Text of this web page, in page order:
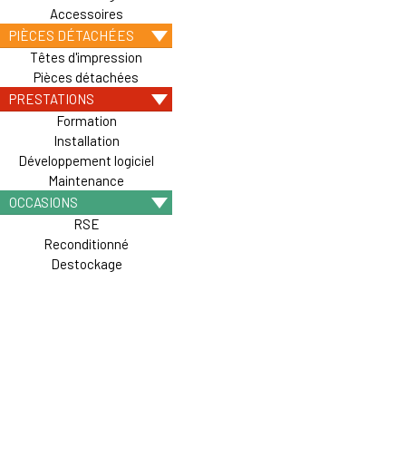
Accessoires
PIÈCES DÉTACHÉES
Têtes d'impression
Pièces détachées
PRESTATIONS
Formation
Installation
Développement logiciel
Maintenance
OCCASIONS
RSE
Reconditionné
Destockage